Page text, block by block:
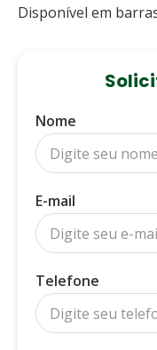
Disponível em
Nome
E-mail
Telefone